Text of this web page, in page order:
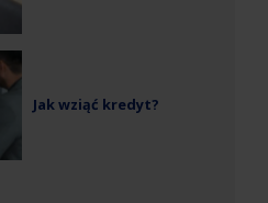
Jak wziąć kredyt?